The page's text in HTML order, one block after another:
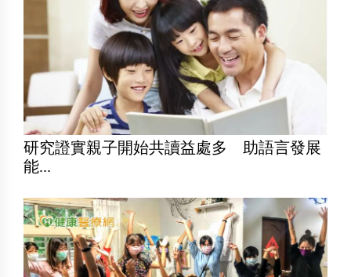
研究證實親子開始共讀益處多 助語言發展
能...